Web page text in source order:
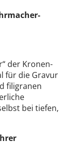
der Kronen-
für die Gravur
filigranen
bei tiefen,